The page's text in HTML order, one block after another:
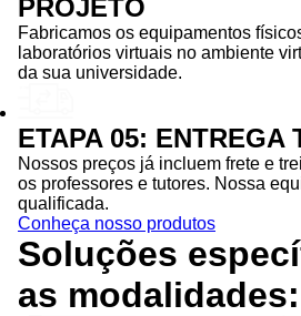
PROJETO
Fabricamos os equipamentos
laboratórios virtuais no ambiente
da sua universidade.
ETAPA 05: ENTREGA
Nossos preços já incluem frete e
os professores e tutores. Nossa
qualificada.
Conheça nosso produtos
Soluções
as modalidades: